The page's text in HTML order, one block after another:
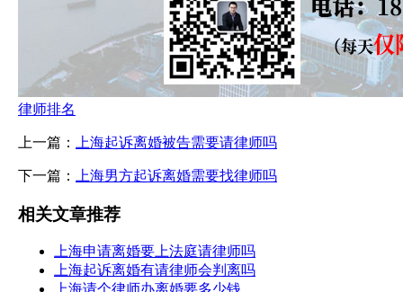
律师排名
上一篇： 上海起诉离婚被告需要请律师吗
下一篇： 上海男方起诉离婚需要找律师吗
相关文章推荐
上海申请离婚要上法庭请律师吗
上海起诉离婚有请律师会判离吗